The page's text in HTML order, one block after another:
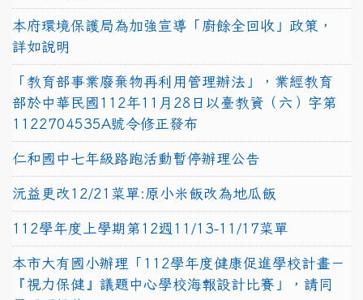
本府環境保護局為加強宣導「廚餘全回收」政策，
詳如說明
「教育部事業廢棄物再利用管理辦法」，業經教育
部於中華民國112年11月28日以臺教資（六）字第
1122704535A號令修正發布
仁和國中七年級路跑活動暫停辦理公告
沅益更改12/21菜單:原小米飯改為地瓜飯
112學年度上學期第12週11/13-11/17菜單
本市大有國小辦理「112學年度健康促進學校計畫－
『視力保健』議題中心學校海報設計比賽」，請同